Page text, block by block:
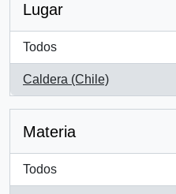
Lugar
Todos
Caldera (Chile)
, 1 resultados
Materia
Todos